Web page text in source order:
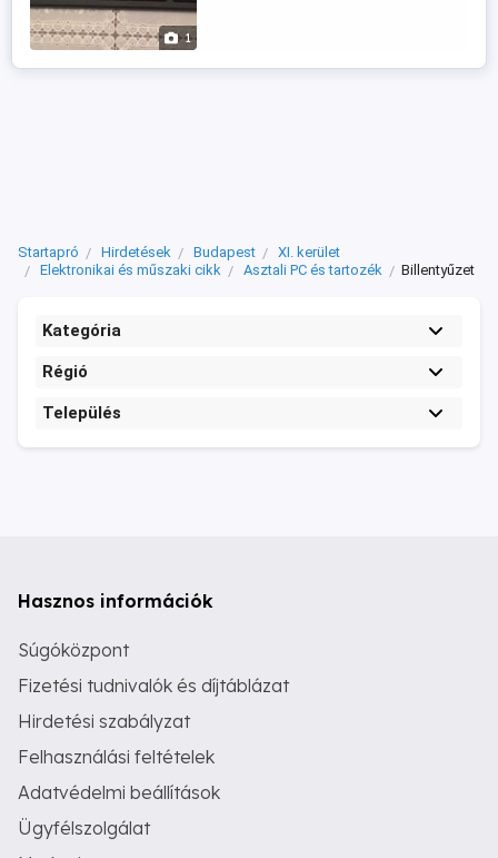
1
Startapró Hirdetések Budapest
XI. kerület
Elektronikai és műszaki cikk
Asztali PC és tartozék Billentyűzet
Kategória
Régió
Település
Hasznos információk
Súgóközpont
Fizetési tudnivalók és díjtáblázat
Hirdetési szabályzat
Felhasználási feltételek
Adatvédelmi beállítások
Ügyfélszolgálat